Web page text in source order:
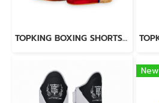
TOPKING BOXING SHORTS RED 276
New